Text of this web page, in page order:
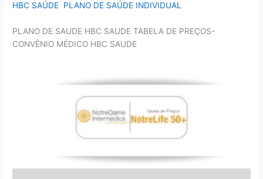
HBC SAÚDE PLANO DE SAÚDE INDIVIDUAL
PLANO DE SAUDE HBC SAUDE TABELA DE PREÇOS-
CONVÊNIO MÉDICO HBC SAUDE